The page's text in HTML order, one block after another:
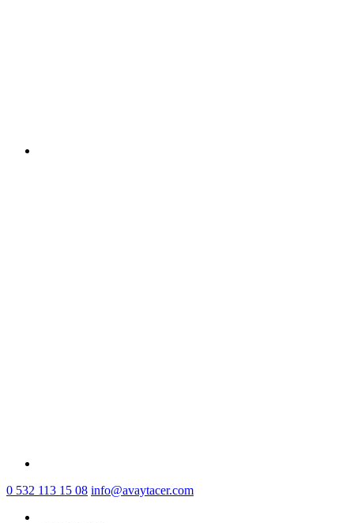
0 532 113 15 08 info@avaytacer.com